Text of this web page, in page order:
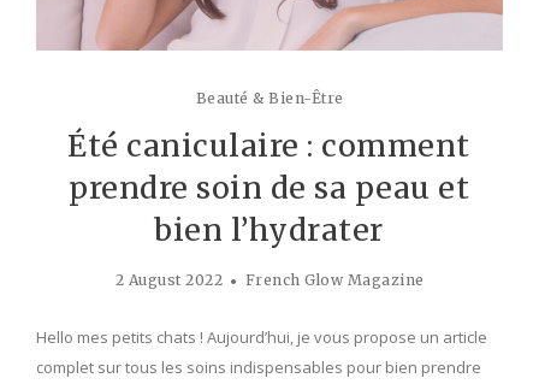
Beauté & Bien-Être
Été caniculaire : comment
prendre soin de sa peau et
bien l’hydrater
2 August 2022 French Glow Magazine
Hello mes petits chats ! Aujourd’hui, je vous propose un article
complet sur tous les soins indispensables pour bien prendre